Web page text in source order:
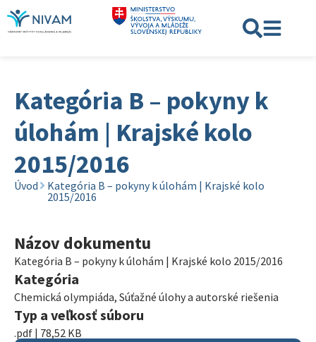
Kategória B – pokyny k
úlohám | Krajské kolo
2015/2016
Úvod
Kategória B – pokyny k úlohám | Krajské kolo
2015/2016
Názov dokumentu
Kategória B – pokyny k úlohám | Krajské kolo 2015/2016
Kategória
Chemická olympiáda, Súťažné úlohy a autorské riešenia
Typ a veľkosť súboru
.pdf | 78,52 KB